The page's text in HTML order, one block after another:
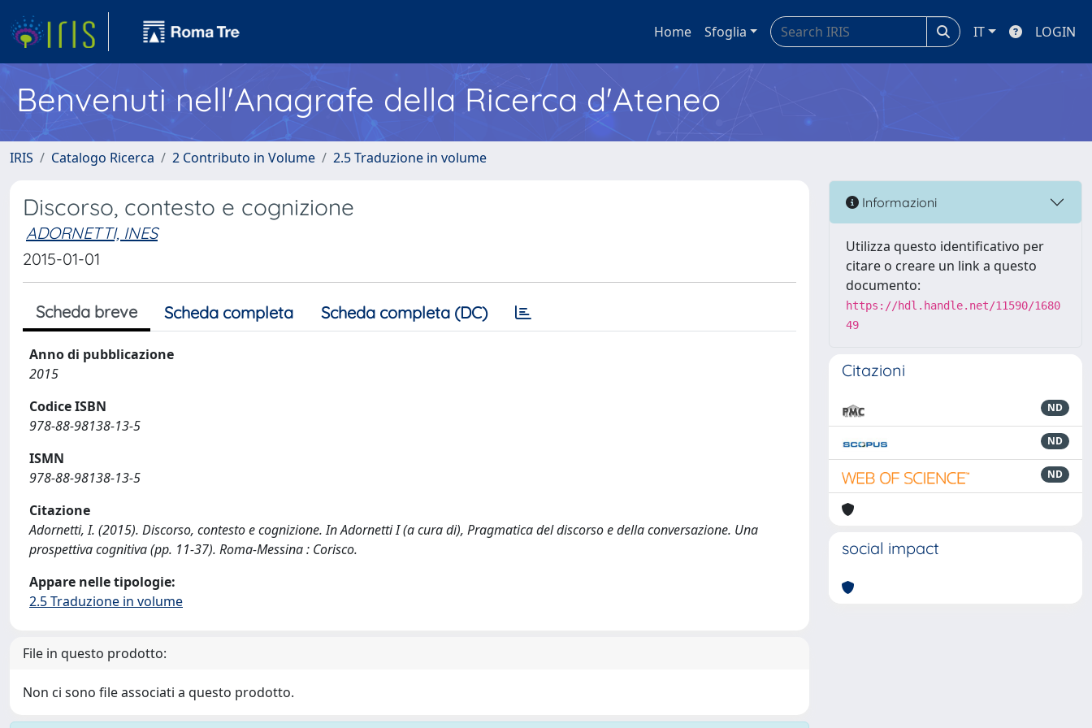
Home Sfoglia IT LOGIN
Benvenuti nell'Anagrafe della Ricerca d'Ateneo
IRIS Catalogo Ricerca 2 Contributo in Volume 2.5 Traduzione in volume
Discorso, contesto e cognizione
ADORNETTI, INES
2015-01-01
Scheda breve Scheda completa Scheda completa (DC)
Anno di pubblicazione
2015
Codice ISBN
978-88-98138-13-5
ISMN
978-88-98138-13-5
Citazione
Adornetti, I. (2015). Discorso, contesto e cognizione. In Adornetti I (a cura di), Pragmatica del discorso e della conversazione. Una
prospettiva cognitiva (pp. 11-37). Roma-Messina : Corisco.
Appare nelle tipologie:
2.5 Traduzione in volume
File in questo prodotto:
Non ci sono file associati a questo prodotto.
Informazioni
Utilizza questo identificativo per
citare o creare un link a questo
documento:
https://hdl.handle.net/11590/1680
49
Citazioni
ND
ND
ND
social impact